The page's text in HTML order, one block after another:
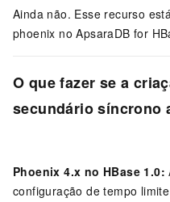
Ainda não. Esse recurso
phoenix no ApsaraDB for
O que fazer se a
secundário síncrono
Phoenix 4.x no HBase 1.0:
configuração de tempo